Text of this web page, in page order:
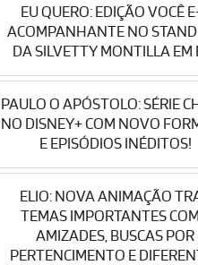
EU QUERO: EDIÇÃO VOCÊ
ACOMPANHANTE NO
DA SILVETTY MONTILLA EM
PAULO O APÓSTOLO: SÉRIE
NO DISNEY+ COM NOVO
E EPISÓDIOS INÉDITOS!
ELIO: NOVA ANIMAÇÃO
TEMAS IMPORTANTES
AMIZADES, BUSCAS POR
PERTENCIMENTO E